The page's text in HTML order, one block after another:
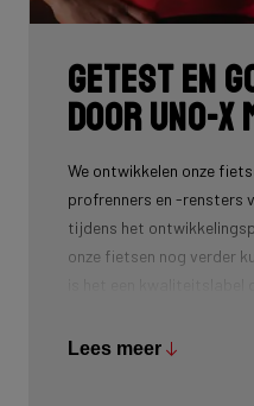
Getest en
door Uno-X
We ontwikkelen onze
profrenners en -rensters
tijdens het
onze fietsen nog verder
niveau. Het resultaat van
Lees meer